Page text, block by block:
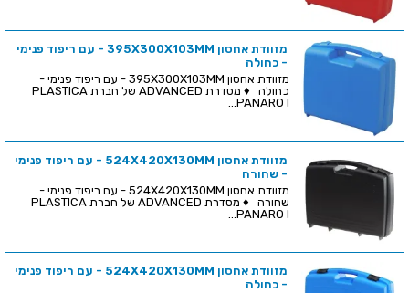
מזוודת אחסון 395X300X103MM - עם ריפוד פנימי
- כחולה
מזוודת אחסון 395X300X103MM - עם ריפוד פנימי -
כחולה ♦ מסדרת ADVANCED של חברת PLASTICA
PANARO I...
מזוודת אחסון 524X420X130MM - עם ריפוד פנימי
- שחורה
מזוודת אחסון 524X420X130MM - עם ריפוד פנימי -
שחורה ♦ מסדרת ADVANCED של חברת PLASTICA
PANARO I...
מזוודת אחסון 524X420X130MM - עם ריפוד פנימי
- כחולה